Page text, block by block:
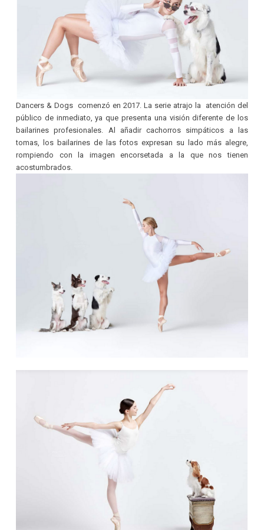
Dancers & Dogs comenzó en 2017. La serie atrajo la atención del
público de inmediato, ya que presenta una visión diferente de los
bailarines profesionales. Al añadir cachorros simpáticos a las
tomas, los bailarines de las fotos expresan su lado más alegre,
rompiendo con la imagen encorsetada a la que nos tienen
acostumbrados.